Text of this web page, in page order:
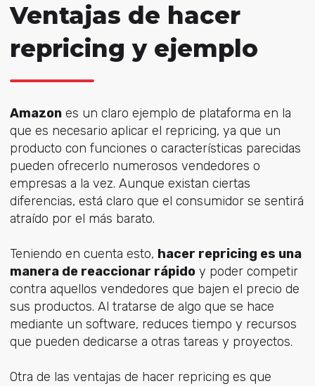
Ventajas de hacer
repricing y ejemplo
Amazones un claro ejemplo de plataforma en la
que es necesario aplicar el repricing, ya que un
producto con funciones o características parecidas
pueden ofrecerlo numerosos vendedores o
empresas a la vez. Aunque existan ciertas
diferencias, está claro que el consumidor se sentirá
atraído por el más barato.
Teniendo en cuenta esto, hacer repricing es una
manera de reaccionar rápidoy poder competir
contra aquellos vendedores que bajen el precio de
sus productos. Al tratarse de algo que se hace
mediante un software, reduces tiempo y recursos
que pueden dedicarse a otras tareas y proyectos.
Otra de las ventajas de hacer repricing es que